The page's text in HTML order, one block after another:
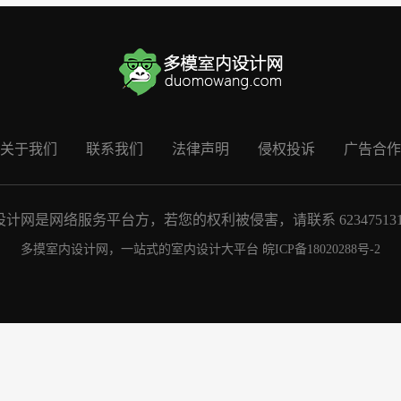
关于我们 联系我们 法律声明 侵权投诉 广告合作
计网是网络服务平台方，若您的权利被侵害，请联系
多摸室内设计网，一站式的室内设计大平台 皖ICP备18020288号-2